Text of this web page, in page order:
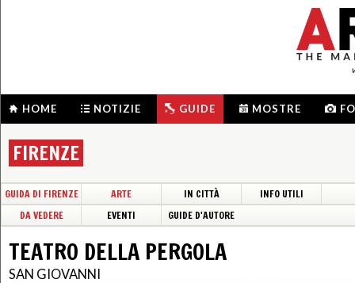
HOME NOTIZIE GUIDE MOSTRE
FIRENZE
GUIDA DI FIRENZE ARTE IN CITTÀ
INFO UTILI
DA VEDERE
EVENTI GUIDE D'AUTORE
TEATRO DELLA PERGOLA
SAN GIOVANNI